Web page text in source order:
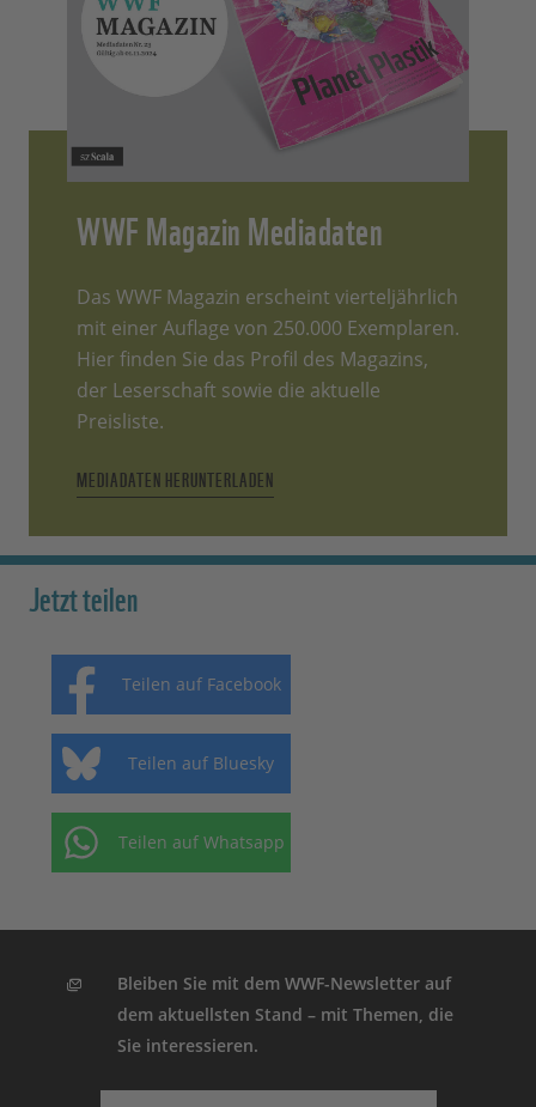
WWF Magazin Mediadaten
Das WWF Magazin erscheint vierteljährlich
mit einer Auflage von 250.000 Exemplaren.
Hier finden Sie das Profil des Magazins,
der Leserschaft sowie die aktuelle
Preisliste.
MEDIADATEN HERUNTERLADEN
Jetzt teilen
Teilen auf Facebook
Teilen auf Bluesky
Teilen auf Whatsapp
Bleiben Sie mit dem WWF-Newsletter auf
dem aktuellsten Stand – mit Themen, die
Sie interessieren.